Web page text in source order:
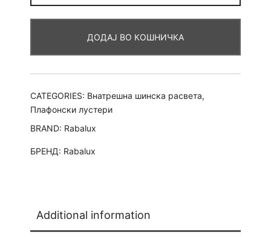
златести
ДОДАЈ ВО КОШНИЧКА
CATEGORIES: Внатрешна шинска расвета,
Плафонски лустери
BRAND: Rabalux
БРЕНД: Rabalux
Additional information